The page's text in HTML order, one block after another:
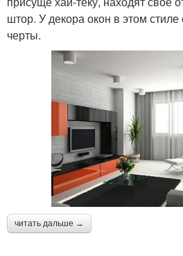
штор. У декора окон в этом
черты.
читать дальше →